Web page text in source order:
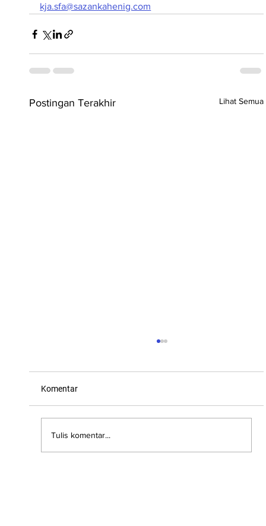
kja.sfa@sazankahenig.com
Postingan Terakhir Lihat Semua
Komentar
Tulis komentar...